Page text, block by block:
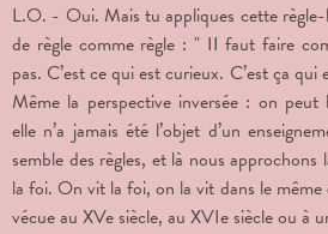
L.O. - Oui. Mais tu appliques cette règle-
de règle comme règle : " II faut faire
pas. C’est ce qui est curieux. C’est ça
Même la perspective inversée : on peut
elle n’a jamais été l’objet d’un
semble des règles, et là nous
la foi. On vit la foi, on la vit dans le même
vécue au XVesiècle, au XVIesiècle ou à